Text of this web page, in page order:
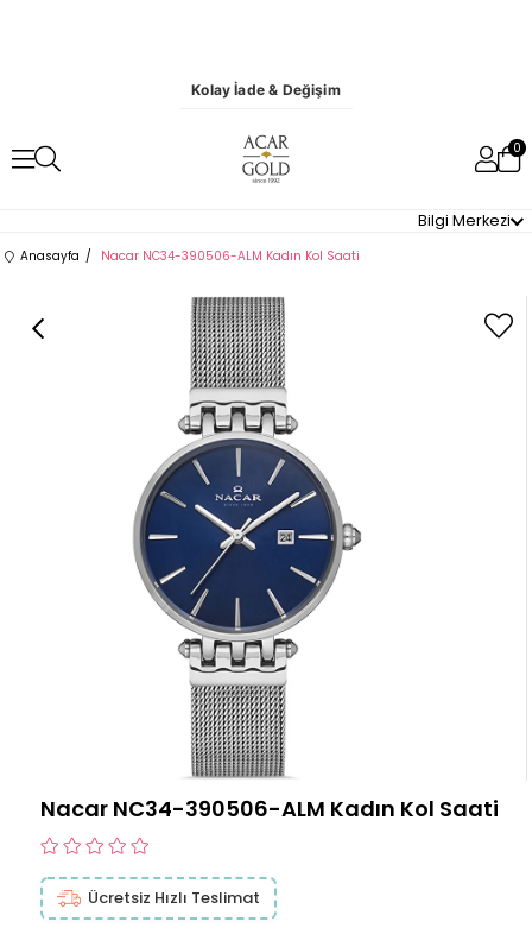
Kolay İade & Değişim
0
Bilgi Merkezi
Anasayfa Nacar NC34-390506-ALM Kadın Kol Saati
Nacar NC34-390506-ALM Kadın Kol Saati
Ücretsiz Hızlı Teslimat